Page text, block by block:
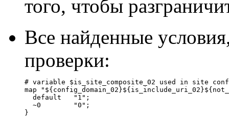
того, чтобы
Все найденные
проверки:
# variable $is_site_composite_02 used in site
map
  default   "1";
  ~0        "0";
}